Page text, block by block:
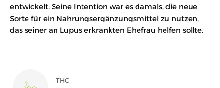
entwickelt. Seine Intention war es damals, die neue
Sorte für ein Nahrungsergänzungsmittel zu nutzen,
das seiner an Lupus erkrankten Ehefrau helfen sollte.
THC